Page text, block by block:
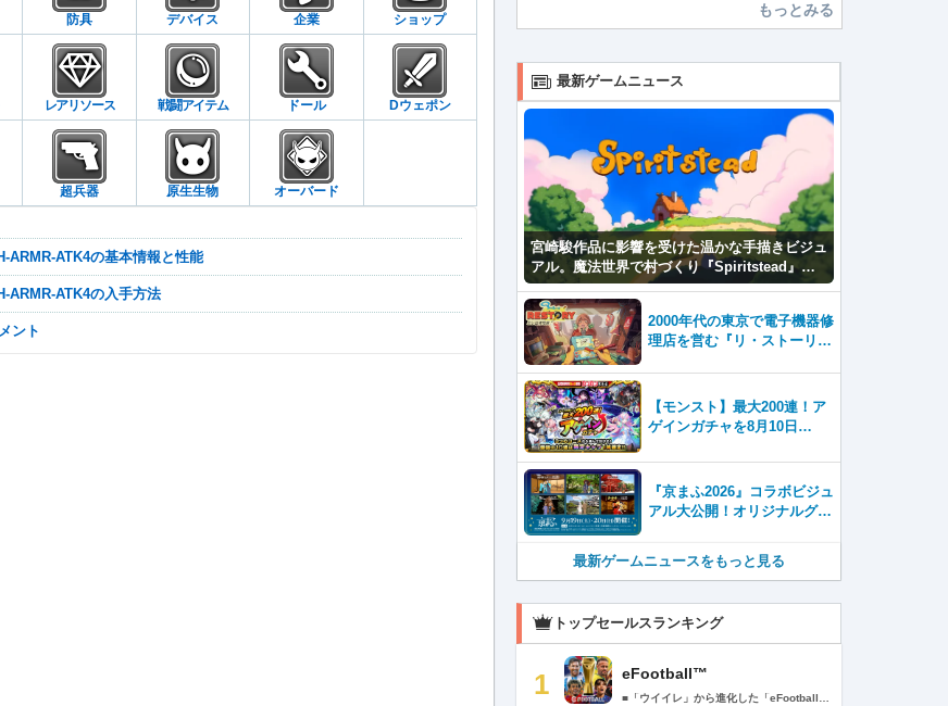
防具 デバイス 企業 ショップ
レアリソース 戦闘アイテム ドール Dウェポン
超兵器 原生生物 オーバード
ARMR-ATK4の基本情報と性能
ARMR-ATK4の入手方法
ント
もっとみる
最新ゲームニュース
宮崎駿作品に影響を受けた温かな手描きビジュ
アル。魔法世界で村づくり『Spiritstead』本
日発売
2000年代の東京で電子機器修
理店を営む『リ・ストーリ
【モンスト】最大200連！ア
ゲインガチャを8月10日
『京まふ2026』コラボビジュ
アル大公開！オリジナルグッ
最新ゲームニュースをもっと見る
トップセールスランキング
1 eFootball™